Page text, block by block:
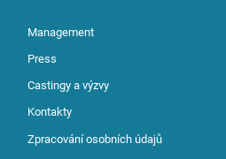
Management
Press
Castingy a výzvy
Kontakty
Zpracování osobních údajů